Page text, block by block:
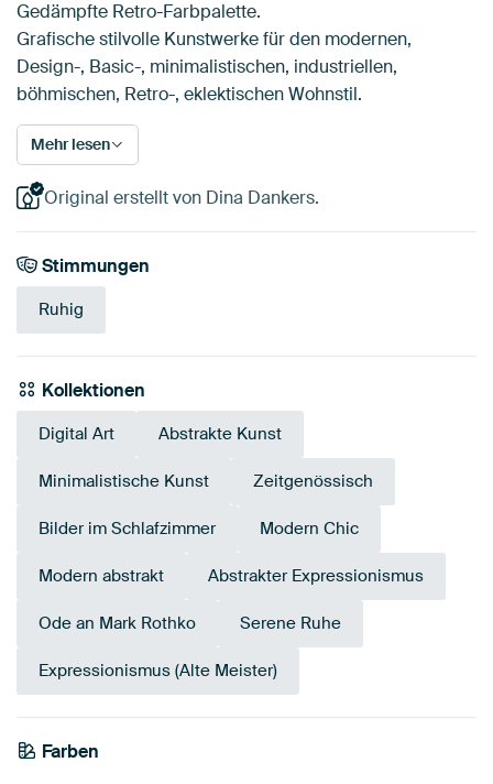
Gedämpfte Retro-Farbpalette.
Grafische stilvolle Kunstwerke für den modernen,
Design-, Basic-, minimalistischen, industriellen,
böhmischen, Retro-, eklektischen Wohnstil.
Mehr lesen
Original erstellt von Dina Dankers.
Stimmungen
Ruhig
Kollektionen
Digital Art Abstrakte Kunst
Minimalistische Kunst Zeitgenössisch
Bilder im Schlafzimmer Modern Chic
Modern abstrakt Abstrakter Expressionismus
Ode an Mark Rothko Serene Ruhe
Expressionismus (Alte Meister)
Farben
Orange
Bordeaux